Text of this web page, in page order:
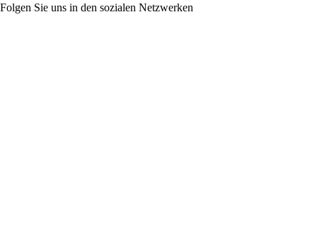
Folgen Sie uns in den sozialen Netzwerken